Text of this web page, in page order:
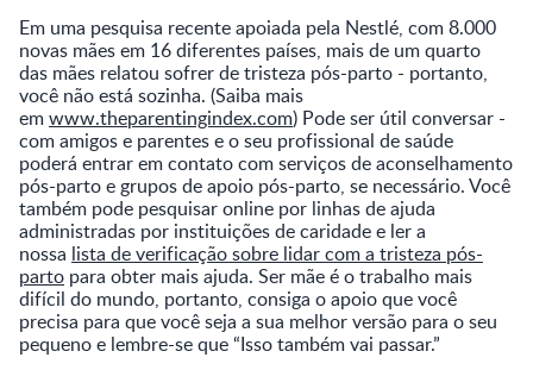
Em uma pesquisa recente apoiada pela Nestlé, com 8.000
novas mães em 16 diferentes países, mais de um quarto
das mães relatou sofrer de tristeza pós-parto - portanto,
você não está sozinha. (Saiba mais
emwww.theparentingindex.com) Pode ser útil conversar -
com amigos e parentes e o seu profissional de saúde
poderá entrar em contato com serviços de aconselhamento
pós-parto e grupos de apoio pós-parto, se necessário. Você
também pode pesquisar online por linhas de ajuda
administradas por instituições de caridade e ler a
nossa lista de verificação sobre lidar com a tristeza pós-
parto para obter mais ajuda. Ser mãe é o trabalho mais
difícil do mundo, portanto, consiga o apoio que você
precisa para que você seja a sua melhor versão para o seu
pequeno e lembre-se que “Isso também vai passar.”